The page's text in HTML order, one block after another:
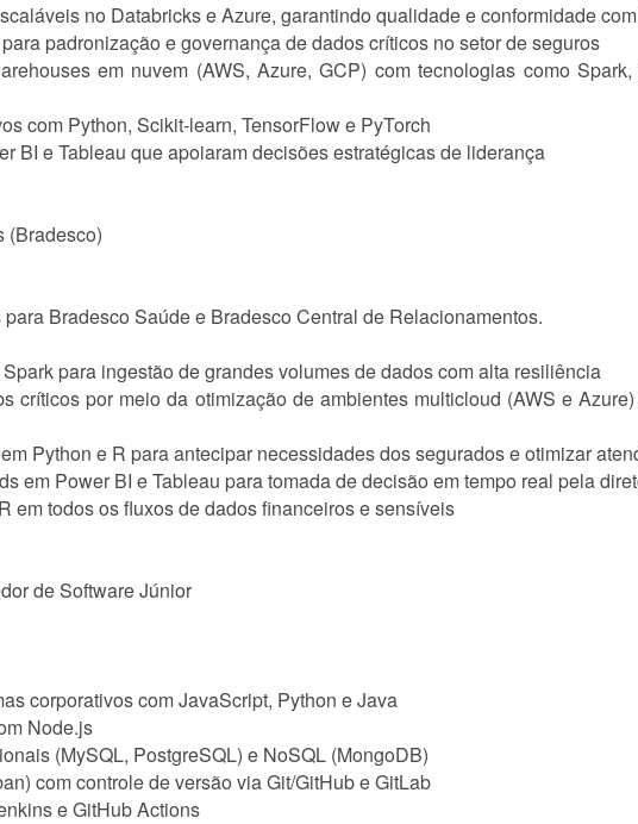
no Databricks e Azure, garantindo qualidade e conformidade
padronização e governança de dados críticos no setor de seguros
em nuvem (AWS, Azure, GCP) com tecnologias como
com Python, Scikit-learn, TensorFlow e PyTorch
BI e Tableau que apoiaram decisões estratégicas de liderança
(Bradesco)
Bradesco Saúde e Bradesco Central de Relacionamentos.
para ingestão de grandes volumes de dados com alta resiliência
críticos por meio da otimização de ambientes multicloud (AWS e
Python e R para antecipar necessidades dos segurados e otimizar
em Power BI e Tableau para tomada de decisão em tempo real pela
em todos os fluxos de dados financeiros e sensíveis
de Software Júnior
corporativos com JavaScript, Python e Java
Node.js
(MySQL, PostgreSQL) e NoSQL (MongoDB)
com controle de versão via Git/GitHub e GitLab
e GitHub Actions